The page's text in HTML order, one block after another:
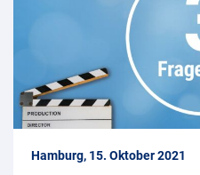
Hamburg, 15. Oktober 2021